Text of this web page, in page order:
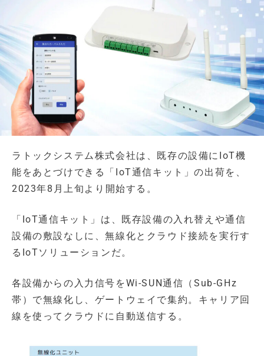
ラトックシステム株式会社は、既存の設備にIoT機
能をあとづけできる「IoT通信キット」の出荷を、
2023年8月上旬より開始する。
「IoT通信キット」は、既存設備の入れ替えや通信
設備の敷設なしに、無線化とクラウド接続を実行す
るIoTソリューションだ。
各設備からの入力信号をWi-SUN通信（Sub-GHz
帯）で無線化し、ゲートウェイで集約。キャリア回
線を使ってクラウドに自動送信する。